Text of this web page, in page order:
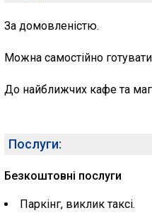
За домовленістю.
Можна самостійно готувати
До найближчих кафе та
Послуги:
Безкоштовні послуги
Паркінг, виклик таксі.